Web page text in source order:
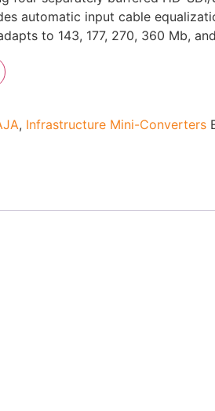
automatic input cable
to 143, 177, 270, 360 Mb,
, Infrastructure Mini-Converters